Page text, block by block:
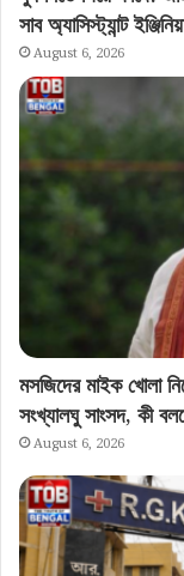
সাব অ্যাসিস্ট্যান্ট
August 6, 2026
মসজিদের মাইক খোলা
সংখ্যালঘু সাংসদ, কী
August 6, 2026